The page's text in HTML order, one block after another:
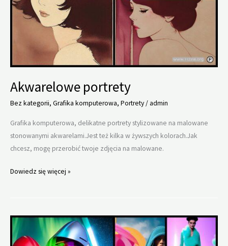
Akwarelowe portrety
Bez kategorii, Grafika komputerowa, Portrety/admin
Grafika komputerowa, delikatne portrety stylizowane na malowane
stonowanymi akwarelami.Jest też kilka w żywszych kolorach.Jak
chcesz, mogę przerobić twoje zdjęcia na malowane.
Akwarelowe
Dowiedz się więcej »